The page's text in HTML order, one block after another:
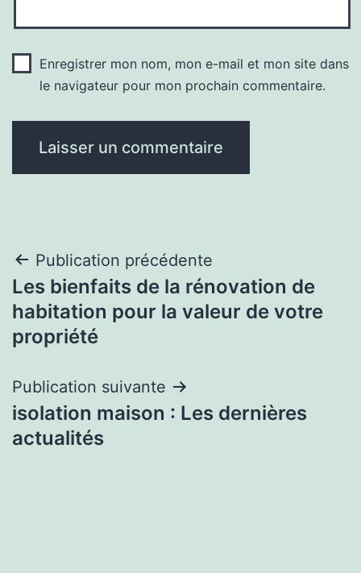
Enregistrer mon nom, mon e-mail et mon site dans
le navigateur pour mon prochain commentaire.
Navigation
de
l’article
Publication précédente
Les bienfaits de la rénovation de
habitation pour la valeur de votre
propriété
Publication suivante
isolation maison : Les dernières
actualités